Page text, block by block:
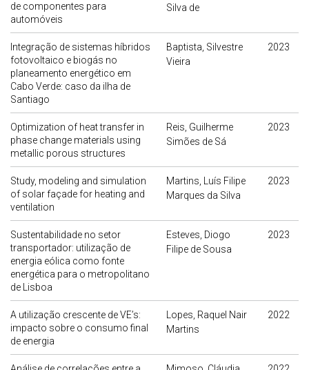
de componentes para
automóveis
Silva de
Integração de sistemas híbridos
fotovoltaico e biogás no
planeamento energético em
Cabo Verde: caso da ilha de
Santiago
Baptista, Silvestre
Vieira
2023
Optimization of heat transfer in
phase change materials using
metallic porous structures
Reis, Guilherme
Simões de Sá
2023
Study, modeling and simulation
of solar façade for heating and
ventilation
Martins, Luís Filipe
Marques da Silva
2023
Sustentabilidade no setor
transportador: utilização de
energia eólica como fonte
energética para o metropolitano
de Lisboa
Esteves, Diogo
Filipe de Sousa
2023
A utilização crescente de VE’s:
impacto sobre o consumo final
de energia
Lopes, Raquel Nair
Martins
2022